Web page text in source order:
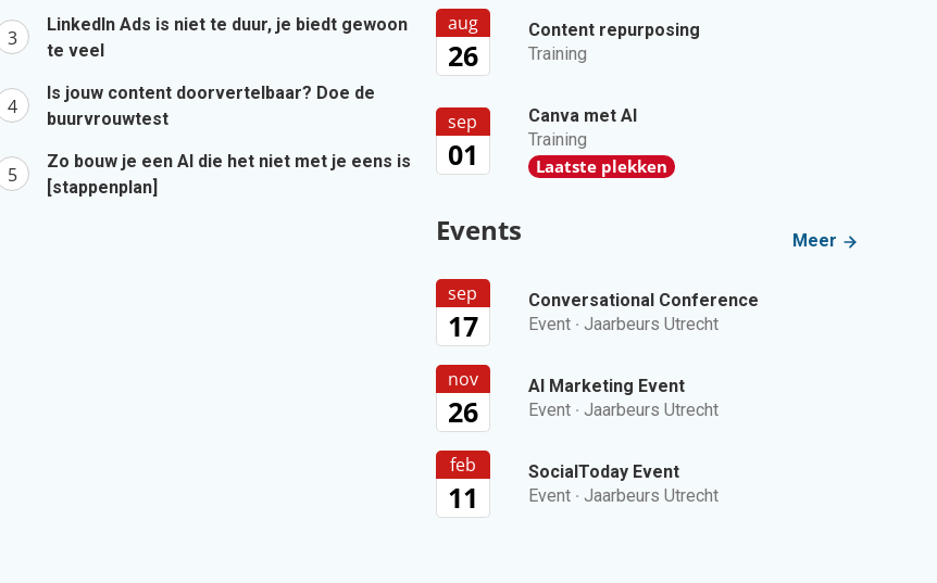
LinkedIn Ads is niet te duur, je biedt gewoon
te veel
Is jouw content doorvertelbaar? Doe de
buurvrouwtest
Zo bouw je een AI die het niet met je eens is
[stappenplan]
aug
26
Content repurposing
Training
sep
01
Canva met AI
Training
Laatste plekken
Events Meer
sep
17
Conversational Conference
Event · Jaarbeurs Utrecht
nov
26
AI Marketing Event
Event · Jaarbeurs Utrecht
feb
11
SocialToday Event
Event · Jaarbeurs Utrecht